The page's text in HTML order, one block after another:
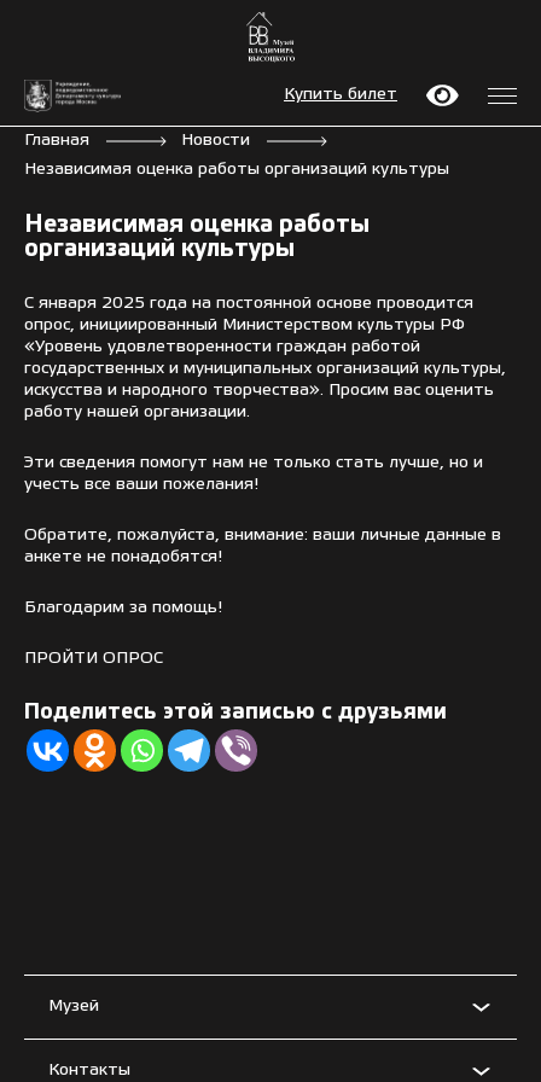
Купить билет
Главная
Новости
Независимая оценка работы организаций культуры
Независимая оценка работы
организаций культуры
С января 2025 года на постоянной основе проводится
опрос, инициированный Министерством культуры РФ
«Уровень удовлетворенности граждан работой
государственных и муниципальных организаций культуры,
искусства и народного творчества». Просим вас оценить
работу нашей организации.
Эти сведения помогут нам не только стать лучше, но и
учесть все ваши пожелания!
Обратите, пожалуйста, внимание: ваши личные данные в
анкете не понадобятся!
Благодарим за помощь!
ПРОЙТИ ОПРОС
Поделитесь этой записью с друзьями
Музей
Контакты